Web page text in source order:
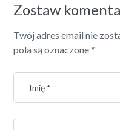
Zostaw
Twój adres email nie
pola są oznaczone*